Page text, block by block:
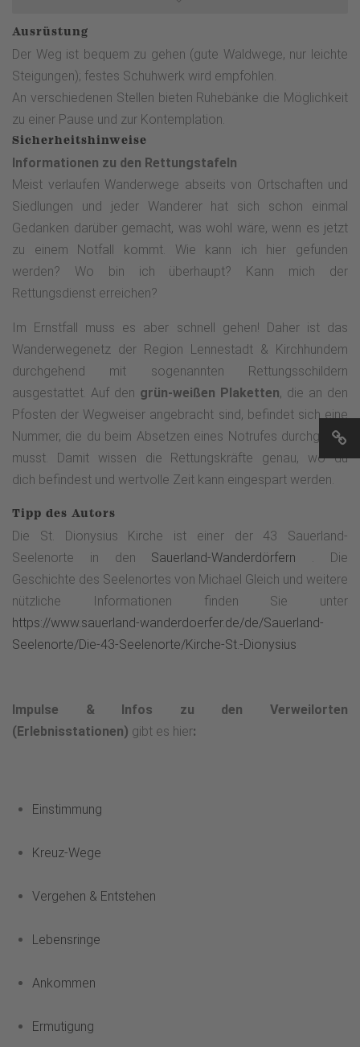
("Einstimmung" führt der Weg in einem sanften Auf und Ab
durch Nadel-, Laub- und Mischwälder, die teilweise als sog.
Wildnisgebiete bzw. FFH-Gebiete einen besonderen Schutz
genießen,&nbsp; und öffnet immer wieder den Blick über
offenen Wiesenlandschaften.&nbsp;AufschlussReiches zu
den geschützten Waldgebieten - Wildnis - und FFH-Gebiet
"Apollmicke und Einsiedelei"- erfahren Sie bei den Verweil-
Orten "Vergehen &amp; Entstehen" und
"Lebensringe".Hinweis: Die Wildnisgebiete liegen
überwiegend in Naturschutz- bzw. FFH-Gebieten und so ist
das Betreten der Waldflächen abseits der Wege genauso
wie das Sammeln von Pflanzen oder Pilzen verboten.
Deswegen bleiben Sie zwischen den Verweilorten 3 und 4 -
"Vergehen &amp; Entstehen" und&nbsp; "Lebensringe" auf
dem markierten Wanderweg..Und natürlich geschieht das
Betreten des Waldes überall auf eigene Gefahr.&nbsp; Dies
gilt auch für&nbsp; eine Wanderung auf dem Rahrbacher
PoesieWeg - Waldbesucher müssen , egal ob im „normalen“
Wald oder im Wildnisgebiet, selbst auf die waldtypischen
Gefahren achten, wie z.B. herunterfallende Äste und
Stolperfallen.
Ausrüstung
Der Weg ist bequem zu gehen (gute Waldwege, nur leichte
Steigungen); festes Schuhwerk wird empfohlen.
An verschiedenen Stellen bieten Ruhebänke die Möglichkeit
zu einer Pause und zur Kontemplation.
Sicherheitshinweise
Informationen zu den Rettungstafeln
Meist verlaufen Wanderwege abseits von Ortschaften und
Siedlungen und jeder Wanderer hat sich schon einmal
Gedanken darüber gemacht, was wohl wäre, wenn es jetzt
zu einem Notfall kommt. Wie kann ich hier gefunden
werden? Wo bin ich überhaupt? Kann mich der
Rettungsdienst erreichen?
Im Ernstfall muss es aber schnell gehen! Daher ist das
Wanderwegenetz der Region Lennestadt & Kirchhundem
durchgehend mit sogenannten Rettungsschildern
ausgestattet. Auf den grün-weißen Plaketten, die an den
Pfosten der Wegweiser angebracht sind, befindet sich eine
Nummer, die du beim Absetzen eines Notrufes durchgeben
musst. Damit wissen die Rettungskräfte genau, wo du
dich befindest und wertvolle Zeit kann eingespart werden.
Tipp des Autors
Die St. Dionysius Kirche ist einer der 43 Sauerland-
Seelenorte in den Sauerland-Wanderdörfern . Die
Geschichte des Seelenortes von Michael Gleich und weitere
nützliche Informationen finden Sie unter
https://www.sauerland-wanderdoerfer.de/de/Sauerland-
Seelenorte/Die-43-Seelenorte/Kirche-St.-Dionysius
Impulse & Infos zu den Verweilorten
(Erlebnisstationen) gibt es hier:
Einstimmung
Kreuz-Wege
Vergehen & Entstehen
Lebensringe
Ankommen
Ermutigung